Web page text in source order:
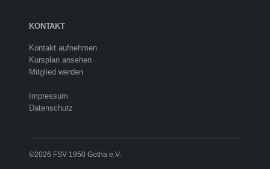
KONTAKT
Kontakt aufnehmen
Kursplan ansehen
Mitglied werden
Impressum
Datenschutz
©2026 FSV 1950 Gotha e.V.